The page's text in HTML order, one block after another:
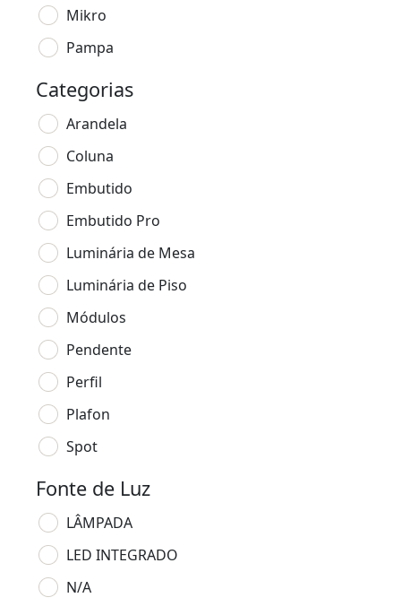
Mikro
Pampa
Categorias
Arandela
Coluna
Embutido
Embutido Pro
Luminária de Mesa
Luminária de Piso
Módulos
Pendente
Perfil
Plafon
Spot
Fonte de Luz
LÂMPADA
LED INTEGRADO
N/A